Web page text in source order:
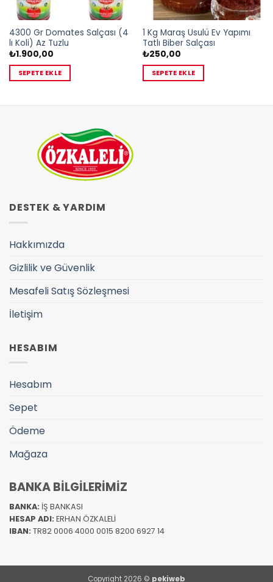
4300 Gr Domates Salçası (4
lı Koli) Az Tuzlu
₺1.900,00
SEPETE EKLE
1 Kg Maraş Usulü Ev Yapımı
Tatlı Biber Salçası
₺250,00
SEPETE EKLE
DESTEK & YARDIM
Hakkımızda
Gizlilik ve Güvenlik
Mesafeli Satış Sözleşmesi
İletişim
HESABIM
Hesabım
Sepet
Ödeme
Mağaza
BANKA BİLGİLERİMİZ
BANKA: İŞ BANKASI
HESAP ADI: ERHAN ÖZKALELİ
IBAN: TR82 0006 4000 0015 8200 6927 14
Copyright 2026 © pekiweb